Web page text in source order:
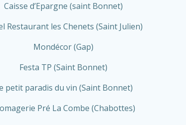
Caisse d’Epargne (saint Bonnet)
Restaurant les Chenets (Saint Julien)
Mondécor (Gap)
Festa TP (Saint Bonnet)
petit paradis du vin (Saint Bonnet)
Pré La Combe (Chabottes)